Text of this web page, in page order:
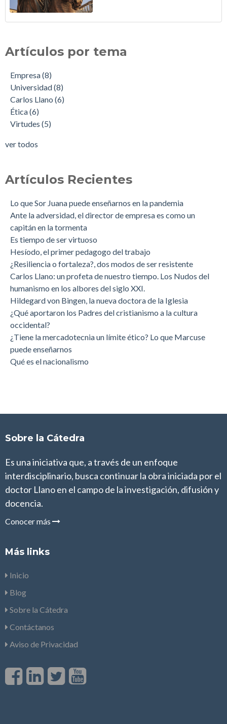
Artículos por tema
Empresa(8)
Universidad(8)
Carlos Llano (6)
Ética(6)
Virtudes (5)
ver todos
Artículos Recientes
Lo que Sor Juana puede enseñarnos en la pandemia
Ante la adversidad, el director de empresa es como un
capitán en la tormenta
Es tiempo de ser virtuoso
Hesíodo, el primer pedagogo del trabajo
¿Resiliencia o fortaleza?, dos modos de ser resistente
Carlos Llano: un profeta de nuestro tiempo. Los Nudos del
humanismo en los albores del siglo XXI.
Hildegard von Bingen, la nueva doctora de la Iglesia
¿Qué aportaron los Padres del cristianismo a la cultura
occidental?
¿Tiene la mercadotecnia un límite ético? Lo que Marcuse
puede enseñarnos
Qué es el nacionalismo
Sobre la Cátedra
Es una iniciativa que, a través de un enfoque
interdisciplinario, busca continuar la obra iniciada por el
doctor Llano en el campo de la investigación, difusión y
docencia.
Conocer más
Más links
Inicio
Blog
Sobre la Cátedra
Contáctanos
Aviso de Privacidad